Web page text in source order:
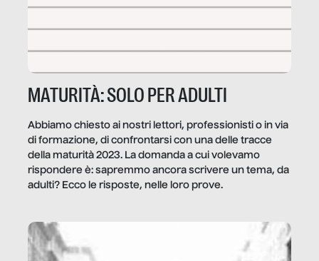
MATURITÀ: SOLO PER ADULTI
Abbiamo chiesto ai nostri lettori, professionisti o in via
di formazione, di confrontarsi con una delle tracce
della maturità 2023. La domanda a cui volevamo
rispondere è: sapremmo ancora scrivere un tema, da
adulti? Ecco le risposte, nelle loro prove.